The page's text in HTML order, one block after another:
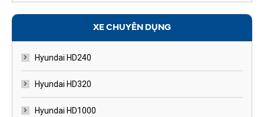
XE CHUYÊN DỤNG
Hyundai HD240
Hyundai HD320
Hyundai HD1000